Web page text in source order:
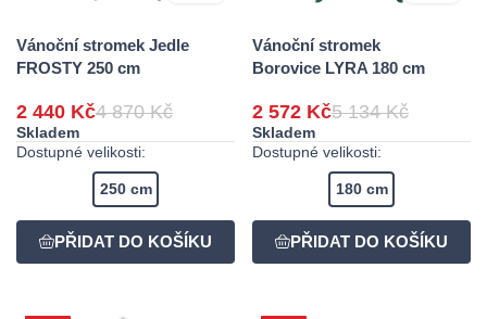
Vánoční stromek Jedle
FROSTY 250 cm
2 440 Kč4 870 Kč
Skladem
Dostupné velikosti:
250 cm
Vánoční stromek
Borovice LYRA 180 cm
2 572 Kč5 134 Kč
Skladem
Dostupné velikosti:
180 cm